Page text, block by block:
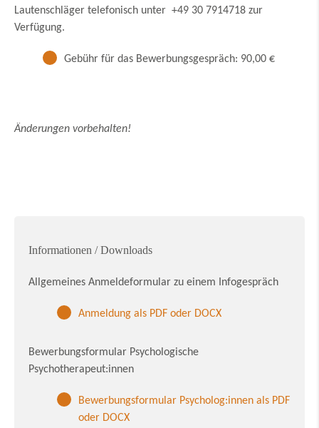
Lautenschläger telefonisch unter +49 30 7914718 zur
Verfügung.
Gebühr für das Bewerbungsgespräch: 90,00 €
Änderungen vorbehalten!
Informationen / Downloads
Allgemeines Anmeldeformular zu einem Infogespräch
Anmeldung als PDF oder DOCX
Bewerbungsformular Psychologische
Psychotherapeut:innen
Bewerbungsformular Psycholog:innen als PDF
oder DOCX